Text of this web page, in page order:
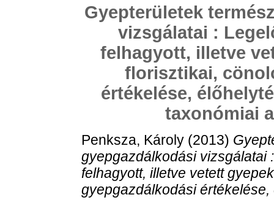
Gyepterületek
vizsgálatai :
felhagyott, illetve
florisztikai,
értékelése,
taxonómiai
Penksza, Károly (2013)
gyepgazdálkodási vizsgálatai
felhagyott, illetve vetett
gyepgazdálkodási